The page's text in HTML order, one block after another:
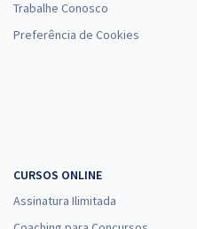
Trabalhe Conosco
Preferência de Cookies
CURSOS ONLINE
Assinatura Ilimitada